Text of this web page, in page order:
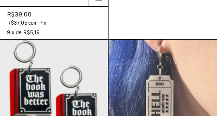
R$39,00
R$37,05 com Pix
9 x de R$5,19